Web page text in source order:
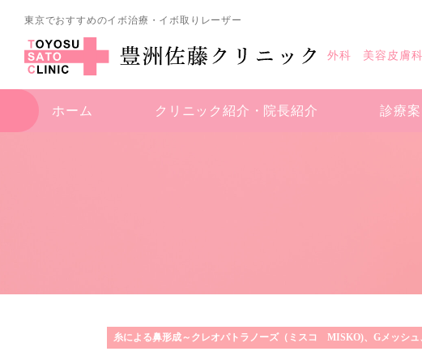
東京でおすすめのイボ治療・イボ取りレーザー
外科 美容皮膚科
ホーム クリニック紹介・ 院長紹介 診療
糸による鼻形成～クレオパトラノーズ（ミスコ MISKO)、Gメッシ